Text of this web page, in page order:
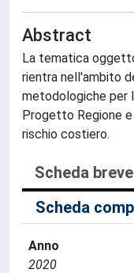
Abstract
La tematica
rientra nell'ambito
metodologiche per
Progetto Regione
rischio costiero.
Scheda breve
Scheda
Anno
2020